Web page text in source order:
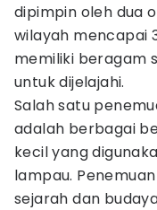
dipimpin oleh dua
wilayah mencapai
memiliki beragam
untuk dijelajahi.
Salah satu
adalah berbagai
kecil yang
lampau.
sejarah dan